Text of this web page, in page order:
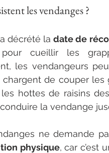
les vendanges ?
a décrété la date de
pour cueillir les
chargent de couper les
hottes de raisins
la vendange
physique, car c’est